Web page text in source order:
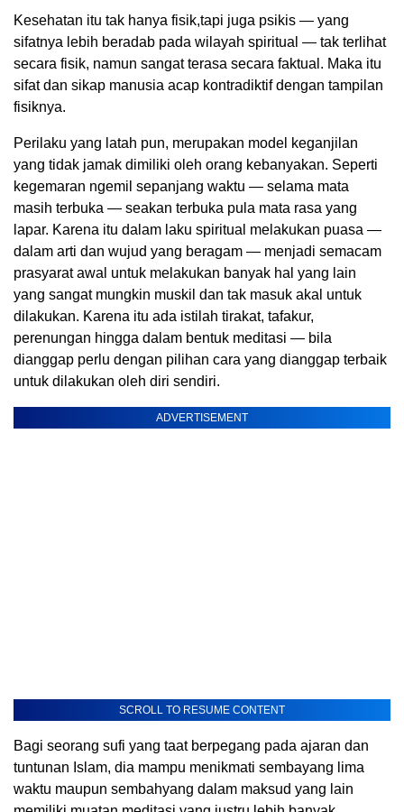
Kesehatan itu tak hanya fisik,tapi juga psikis — yang
sifatnya lebih beradab pada wilayah spiritual — tak terlihat
secara fisik, namun sangat terasa secara faktual. Maka itu
sifat dan sikap manusia acap kontradiktif dengan tampilan
fisiknya.
Perilaku yang latah pun, merupakan model keganjilan
yang tidak jamak dimiliki oleh orang kebanyakan. Seperti
kegemaran ngemil sepanjang waktu — selama mata
masih terbuka — seakan terbuka pula mata rasa yang
lapar. Karena itu dalam laku spiritual melakukan puasa —
dalam arti dan wujud yang beragam — menjadi semacam
prasyarat awal untuk melakukan banyak hal yang lain
yang sangat mungkin muskil dan tak masuk akal untuk
dilakukan. Karena itu ada istilah tirakat, tafakur,
perenungan hingga dalam bentuk meditasi — bila
dianggap perlu dengan pilihan cara yang dianggap terbaik
untuk dilakukan oleh diri sendiri.
ADVERTISEMENT
SCROLL TO RESUME CONTENT
Bagi seorang sufi yang taat berpegang pada ajaran dan
tuntunan Islam, dia mampu menikmati sembayang lima
waktu maupun sembahyang dalam maksud yang lain